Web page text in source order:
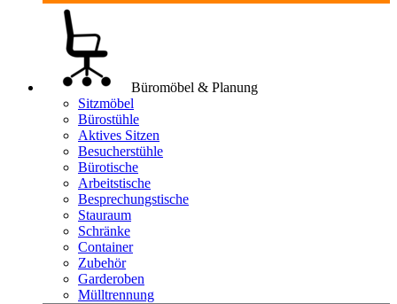
Büromöbel & Planung
Sitzmöbel
Bürostühle
Aktives Sitzen
Besucherstühle
Bürotische
Arbeitstische
Besprechungstische
Stauraum
Schränke
Container
Zubehör
Garderoben
Mülltrennung